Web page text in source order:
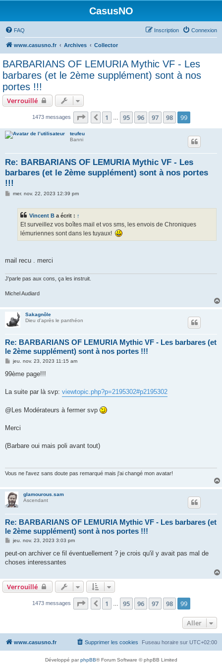
CasusNO
FAQ Connexion
Inscription
www.casusno.fr Archives Collector
BARBARIANS OF LEMURIA Mythic VF - Les
barbares (et le 2ème supplément) sont à nos
portes !!!
Verrouillé
1473 messages Page 99 sur 99
Précédent
1 95 96 97 98 99
teufeu
Banni
Re: BARBARIANS OF LEMURIA Mythic VF - Les
barbares (et le 2ème supplément) sont à nos portes
!!!
Mmer. nov. 22, 2023 12:39 pm
Vincent B a écrit : ↑
Et surveillez vos boîtes mail et vos sms, les envois de Chroniques
lémuriennes sont dans les tuyaux!
mail recu . merci
J'parle pas aux cons, ça les instruit.
Michel Audiard
Sakagnôle
Dieu d'après le panthéon
Re: BARBARIANS OF LEMURIA Mythic VF - Les barbares (et
le 2ème supplément) sont à nos portes !!!
M
s
g
jeu. nov. 23, 2023 11:15 am
99ème page!!!
La suite par là svp: viewtopic.php?p=2195302#p2195302
@Les Modérateurs à fermer svp
Merci
(Barbare oui mais poli avant tout)
Vous ne l'avez sans doute pas remarqué mais j'ai changé mon avatar!
glamourous.sam
Ascendant
Re: BARBARIANS OF LEMURIA Mythic VF - Les barbares (et
le 2ème supplément) sont à nos portes !!!
M
s
a
jeu. nov. 23, 2023 3:03 pm
peut-on archiver ce fil éventuellement ? je crois qu'il y avait pas mal de
choses interessantes
Verrouillé
1473 messages Page 99 sur 99
Précédent
1 95 96 97 98 99
Aller
www.casusno.fr Fuseau horaire sur UTC+02:00
Supprimer les cookies
Développé parphpBB® Forum Software © phpBB Limited